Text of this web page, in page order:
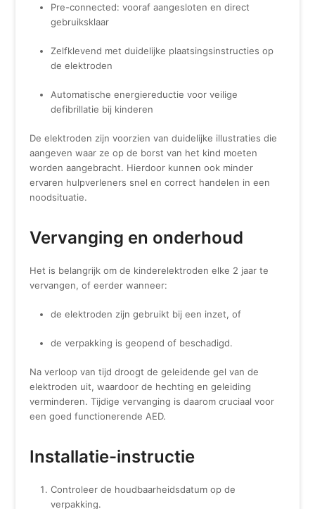
Pre-connected: vooraf aangesloten en direct
gebruiksklaar
Zelfklevend met duidelijke plaatsingsinstructies op
de elektroden
Automatische energiereductie voor veilige
defibrillatie bij kinderen
De elektroden zijn voorzien van duidelijke illustraties die
aangeven waar ze op de borst van het kind moeten
worden aangebracht. Hierdoor kunnen ook minder
ervaren hulpverleners snel en correct handelen in een
noodsituatie.
Vervanging en onderhoud
Het is belangrijk om de kinderelektroden elke 2 jaar te
vervangen, of eerder wanneer:
de elektroden zijn gebruikt bij een inzet, of
de verpakking is geopend of beschadigd.
Na verloop van tijd droogt de geleidende gel van de
elektroden uit, waardoor de hechting en geleiding
verminderen. Tijdige vervanging is daarom cruciaal voor
een goed functionerende AED.
Installatie-instructie
Controleer de houdbaarheidsdatum op de
verpakking.